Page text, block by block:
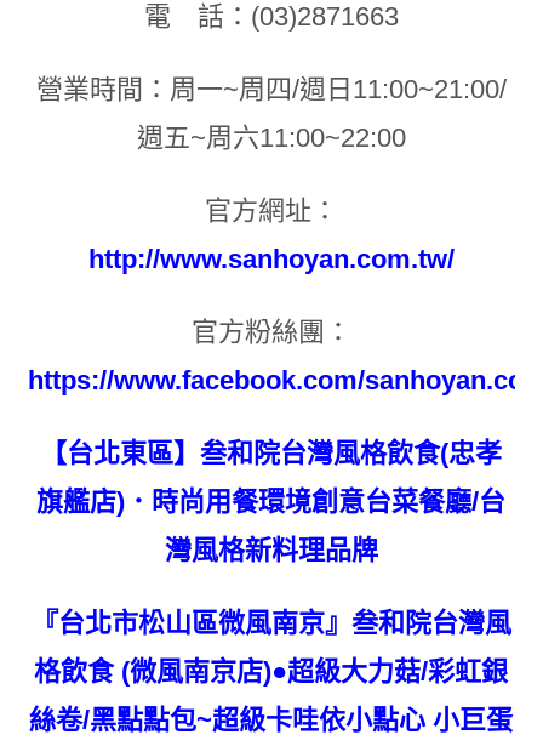
電 話：(03)2871663
營業時間：周一~周四/週日11:00~21:00/
週五~周六11:00~22:00
官方網址：
http://www.sanhoyan.com.tw/
官方粉絲團：
https://www.facebook.com/
【台北東區】叁和院台灣風格飲食(忠孝
旗艦店)．時尚用餐環境創意台菜餐廳/台
灣風格新料理品牌
『台北市松山區微風南京』叁和院台灣風
格飲食 (微風南京店)●超級大力菇/彩虹銀
絲卷/黑點點包~超級卡哇依小點心 小巨蛋